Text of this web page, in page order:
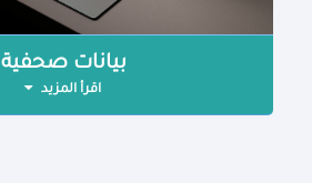
بيانات صحفية
اقرأ المزيد